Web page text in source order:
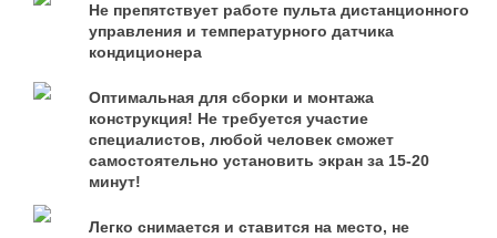
Не препятствует работе пульта дистанционного
управления и температурного датчика
кондиционера
Оптимальная для сборки и монтажа
конструкция! Не требуется участие
специалистов, любой человек сможет
самостоятельно установить экран за 15-20
минут!
Легко снимается и ставится на место, не